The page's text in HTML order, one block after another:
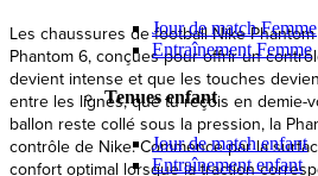
Jour de match Femme
Entraînement Femme
Tenues enfant
Jour de match enfant
Entraînement enfant